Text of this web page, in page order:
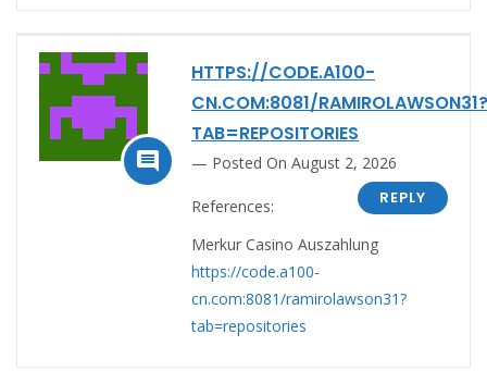

HTTPS://CODE.A100-
CN.COM:8081/RAMIROLAWSON31?
TAB=REPOSITORIES
Posted On August 2, 2026
REPLY
References:
Merkur Casino Auszahlung
https://code.a100-
cn.com:8081/ramirolawson31?
tab=repositories